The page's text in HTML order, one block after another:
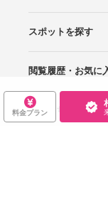
料金プラン
エリアから探
こだわりから
NEW PHOTO
プランから探
フォトタイプ
フォトグラフ
国内リゾート
スポットを探す
ロケーション
スタジオから
閲覧履歴・お気に
閲覧スタジオ
お気に入り
お役立ち情報